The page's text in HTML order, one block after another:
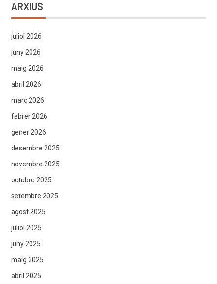
ARXIUS
juliol 2026
juny 2026
maig 2026
abril 2026
març 2026
febrer 2026
gener 2026
desembre 2025
novembre 2025
octubre 2025
setembre 2025
agost 2025
juliol 2025
juny 2025
maig 2025
abril 2025